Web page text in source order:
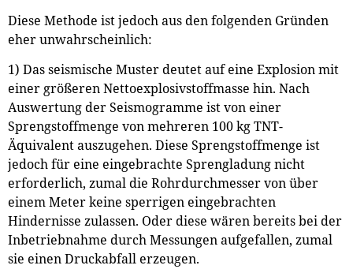
Diese Methode ist jedoch aus den folgenden Gründen
eher unwahrscheinlich:
1) Das seismische Muster deutet auf eine Explosion mit
einer größeren Nettoexplosivstoffmasse hin. Nach
Auswertung der Seismogramme ist von einer
Sprengstoffmenge von mehreren 100 kg TNT-
Äquivalent auszugehen. Diese Sprengstoffmenge ist
jedoch für eine eingebrachte Sprengladung nicht
erforderlich, zumal die Rohrdurchmesser von über
einem Meter keine sperrigen eingebrachten
Hindernisse zulassen. Oder diese wären bereits bei der
Inbetriebnahme durch Messungen aufgefallen, zumal
sie einen Druckabfall erzeugen.